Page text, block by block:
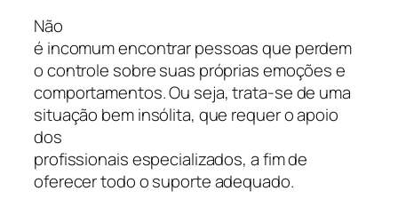
Não
é incomum encontrar pessoas que perdem
o controle sobre suas próprias emoções e
comportamentos. Ou seja, trata-se de uma
situação bem insólita, que requer o apoio
dos
profissionais especializados, a fim de
oferecer todo o suporte adequado.